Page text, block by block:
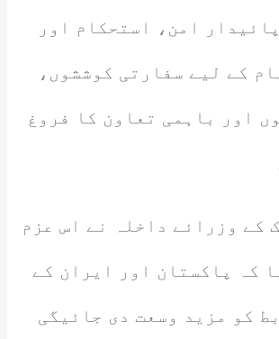
امن، استحکام اور
کے لیے سفارتی کوششوں،
اور باہمی تعاون کا فروغ
کے وزرائے داخلہ نے اس عزم
کہ پاکستان اور ایران کے
کو مزید وسعت دی جائیگی